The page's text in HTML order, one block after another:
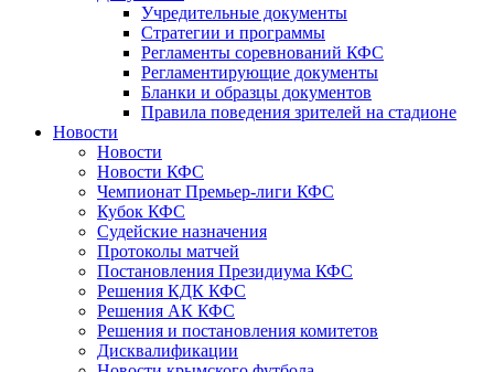
Учредительные документы
Стратегии и программы
Регламенты соревнований КФС
Регламентирующие документы
Бланки и образцы документов
Правила поведения зрителей на стадионе
Новости
Новости
Новости КФС
Чемпионат Премьер-лиги КФС
Кубок КФС
Судейские назначения
Протоколы матчей
Постановления Президиума КФС
Решения КДК КФС
Решения АК КФС
Решения и постановления комитетов
Дисквалификации